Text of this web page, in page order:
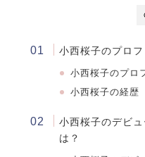
小西桜子のプロ
小西桜子のプロ
小西桜子の経歴
小西桜子のデビ
は？